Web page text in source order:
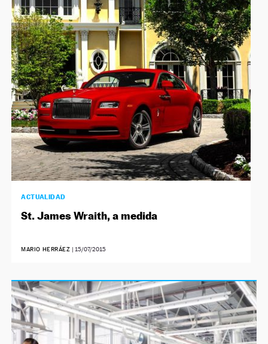
ACTUALIDAD
St. James Wraith, a medida
MARIO HERRÁEZ | 15/07/2015